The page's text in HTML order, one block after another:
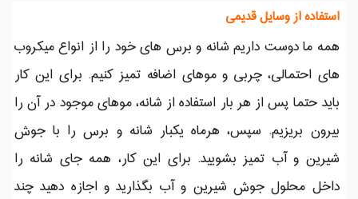
استفاده از وسایل قدیمی
همه ما دوست داریم شانه و برس های خود را از انواع میکروب
های احتمالی، چربی و موهای اضافه تمیز کنیم. برای این کار
باید حتما پس از هر بار استفاده از شانه، موهای موجود در آن را
بیرون بریزیم. سپس، هرماه یکبار شانه و برس را با جوش
شیرین و آب تمیز بشویید. برای این کار، همه جای شانه را
داخل محلول جوش شیرین و آب بگذارید و اجازه دهید چند